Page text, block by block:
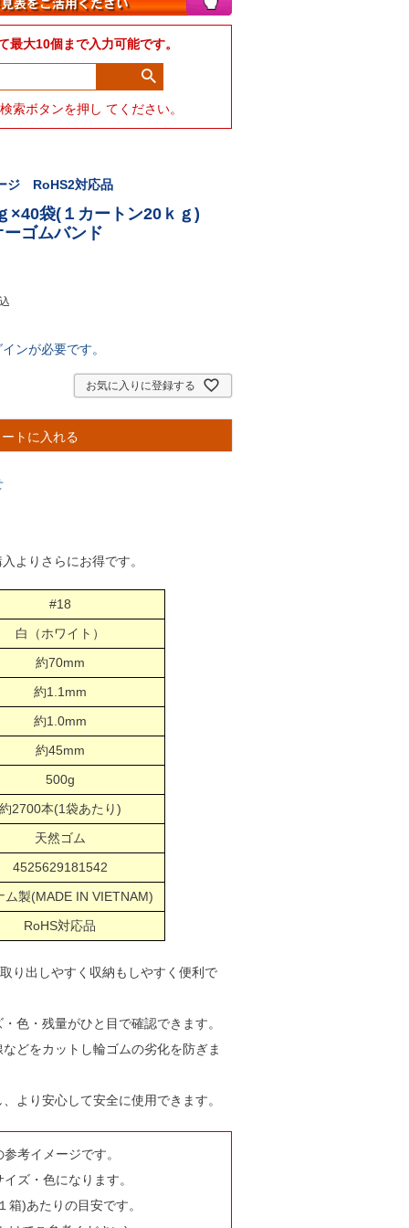
大10個まで入力可能です。
索ボタンを押し てください。
ジ RoHS2対応品
×40袋(１カートン20ｋｇ)
ゴムバンド
ンが必要です。
お気に入りに登録する
トに入れる
よりさらにお得です。
#18
白（ホワイト）
約70mm
約1.1mm
約1.0mm
約45mm
500g
2700本(1袋あたり)
天然ゴム
4525629181542
ム製(MADE IN VIETNAM)
RoHS対応品
り出しやすく収納もしやすく便利で
色・残量がひと目で確認できます。
どをカットし輪ゴムの劣化を防ぎま
より安心して安全に使用できます。
考イメージです。
ズ・色になります。
)あたりの目安です。